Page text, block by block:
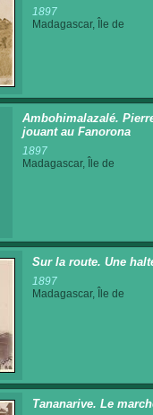
1897
Madagascar, Île de
Ambohimalazalé.
jouant au Fanorona
1897
Madagascar, Île de
Sur la route. Une
1897
Madagascar, Île de
Tananarive. Le